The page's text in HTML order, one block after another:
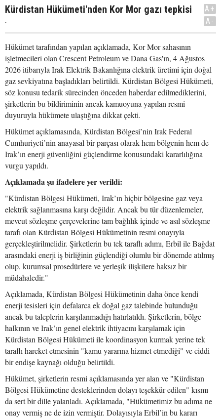
Kürdistan Hükümeti'nden Kor Mor gazı tepkisi
.
A+
A-
Hükümet tarafından yapılan açıklamada, Kor Mor sahasının
işletmecileri olan Crescent Petroleum ve Dana Gas'ın, 4 Ağustos
2026 itibarıyla Irak Elektrik Bakanlığına elektrik üretimi için doğal
gaz sevkiyatına başladıkları belirtildi. Kürdistan Bölgesi Hükümeti,
söz konusu tedarik sürecinden önceden haberdar edilmediklerini,
şirketlerin bu bildiriminin ancak kamuoyuna yapılan resmi
duyuruyla hükümete ulaştığına dikkat çekti.
Hükümet açıklamasında, Kürdistan Bölgesi’nin Irak Federal
Cumhuriyeti’nin anayasal bir parçası olarak hem bölgenin hem de
Irak’ın enerji güvenliğini güçlendirme konusundaki kararlılığına
vurgu yapıldı.
Açıklamada şu ifadelere yer verildi:
"Kürdistan Bölgesi Hükümeti, Irak’ın hiçbir bölgesine gaz veya
elektrik sağlanmasına karşı değildir. Ancak bu tür düzenlemeler,
mevcut sözleşme çerçevelerine tam bağlılık içinde ve asıl sözleşme
tarafı olan Kürdistan Bölgesi Hükümetinin resmi onayıyla
gerçekleştirilmelidir. Şirketlerin bu tek taraflı adımı, Erbil ile Bağdat
arasındaki enerji iş birliğinin güçlendiği olumlu bir dönemde atılmış
olup, kurumsal prosedürlere ve yerleşik ilişkilere haksız bir
müdahaledir."
Açıklamada, Kürdistan Bölgesi Hükümetinin daha önce kendi
enerji tesisleri için defalarca ek doğal gaz talebinde bulunduğu
ancak bu taleplerin karşılanmadığı hatırlatıldı. Şirketlerin, bölge
halkının ve Irak’ın genel elektrik ihtiyacını karşılamak için
Kürdistan Bölgesi Hükümeti ile koordinasyon kurmak yerine tek
taraflı hareket etmesinin "kamu yararına hizmet etmediği" ve ciddi
bir endişe kaynağı olduğu belirtildi.
Hükümet, şirketlerin resmi açıklamasında yer alan ve "Kürdistan
Bölgesi Hükümetine desteklerinden dolayı teşekkür edilen" kısmı
da sert bir dille yalanladı. Açıklamada, "Hükümetimiz bu adıma ne
onay vermiş ne de izin vermiştir. Dolayısıyla Erbil’in bu kararı